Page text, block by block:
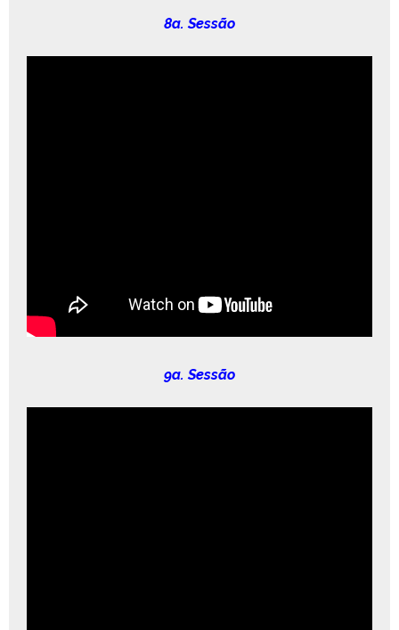
8a. Sessão
9a. Sessão